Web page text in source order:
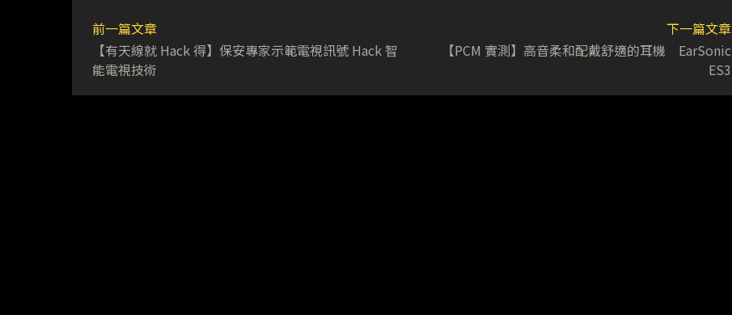
前一篇文章
【有天線就 Hack 得】保安專家示範電視訊號 Hack 智
能電視技術
下一篇文章
【PCM 實測】高音柔和配戴舒適的耳機 EarSonic
ES3